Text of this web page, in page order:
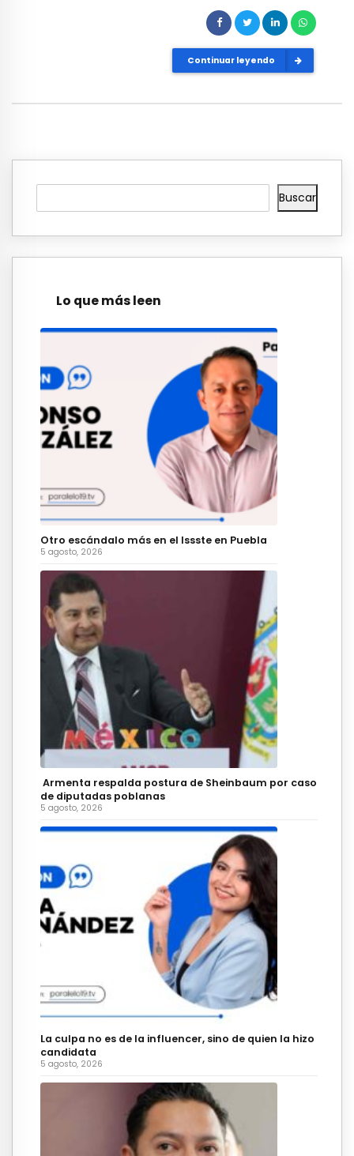
Continuar leyendo
Buscar
Lo que más leen
Otro escándalo más en el Issste en Puebla
5 agosto, 2026
Armenta respalda postura de Sheinbaum por caso
de diputadas poblanas
5 agosto, 2026
La culpa no es de la influencer, sino de quien la hizo
candidata
5 agosto, 2026